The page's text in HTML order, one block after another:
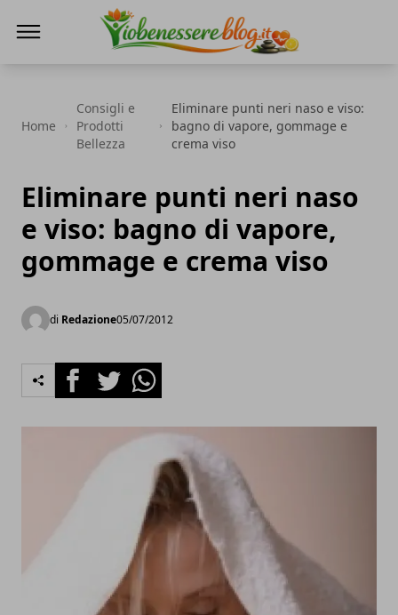
Home
Consigli e
Prodotti
Bellezza
Eliminare punti neri naso e viso:
bagno di vapore, gommage e
crema viso
Eliminare punti neri naso
e viso: bagno di vapore,
gommage e crema viso
di Redazione05/07/2012
FacebookTwitterWhatsapp